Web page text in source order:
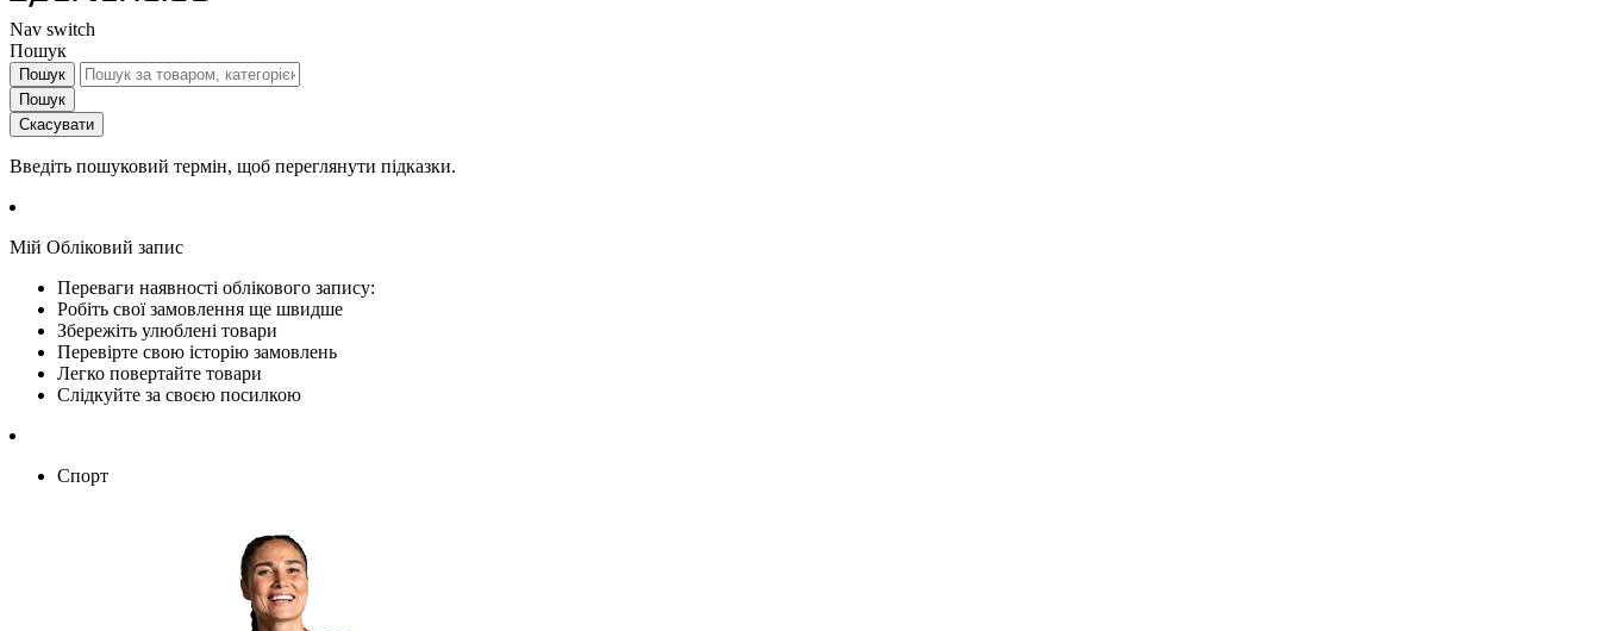
Nav switch
Пошук
Пошук
Пошук
Скасувати
Введіть пошуковий термін, щоб переглянути підказки.
Мій Обліковий запис
Переваги наявності облікового запису:
Робіть свої замовлення ще швидше
Збережіть улюблені товари
Перевірте свою історію замовлень
Легко повертайте товари
Слідкуйте за своєю посилкою
Спорт